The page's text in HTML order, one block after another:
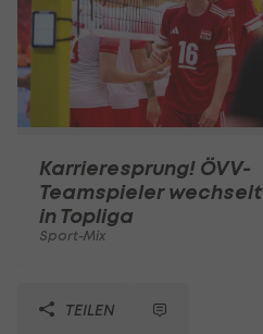
Karrieresprung! ÖVV-
Teamspieler wechselt
in Topliga
Sport-Mix
TEILEN